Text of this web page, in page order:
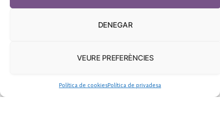
DENEGAR
VEURE PREFERÈNCIES
Política de cookiesPolítica de privadesa